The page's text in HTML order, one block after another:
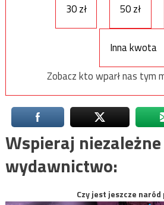
30 zł 50 zł
Inna kwota
Zobacz kto wparł nas tym
Wspieraj niezależne
wydawnictwo:
Czy jest jeszcze naród